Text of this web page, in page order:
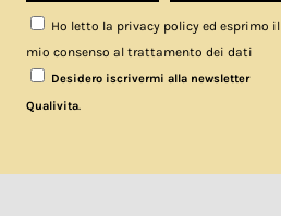
Ho letto la privacy policy ed esprimo il
mio consenso al trattamento dei dati
Desidero iscrivermi alla newsletter
Qualivita.